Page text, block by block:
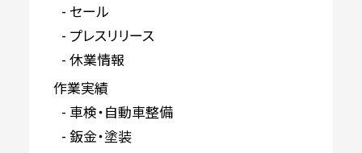
セール
プレスリリース
休業情報
作業実績
車検・自動車整備
鈑金・塗装